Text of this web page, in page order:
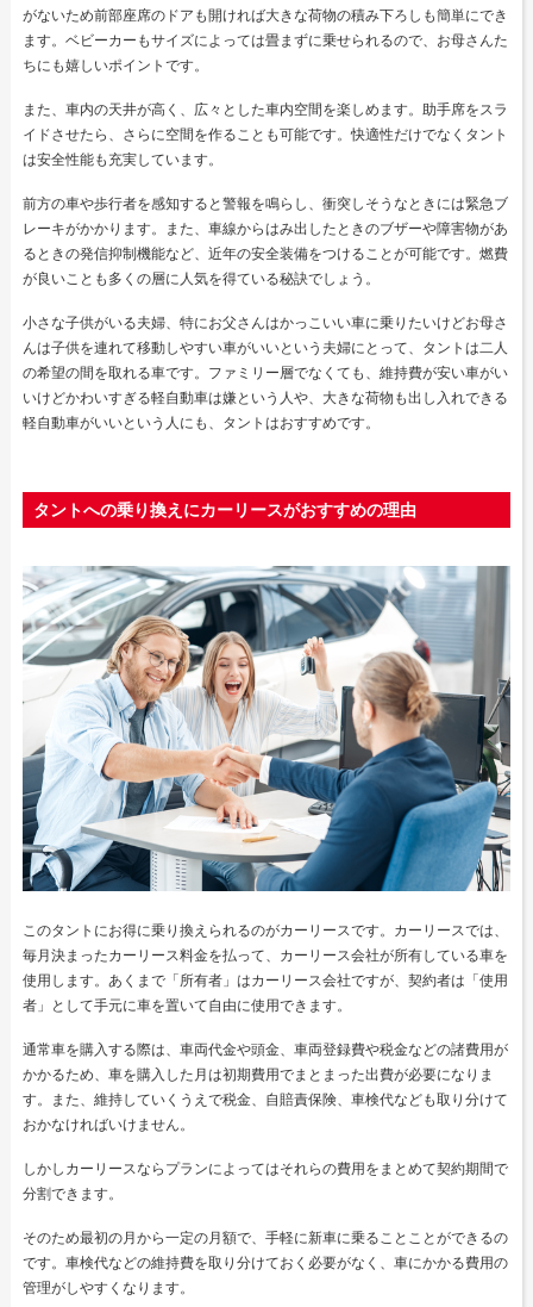
がないため前部座席のドアも開ければ大きな荷物の積み下ろしも簡単にでき
ます。ベビーカーもサイズによっては畳まずに乗せられるので、お母さんた
ちにも嬉しいポイントです。
また、車内の天井が高く、広々とした車内空間を楽しめます。助手席をスラ
イドさせたら、さらに空間を作ることも可能です。快適性だけでなくタント
は安全性能も充実しています。
前方の車や歩行者を感知すると警報を鳴らし、衝突しそうなときには緊急ブ
レーキがかかります。また、車線からはみ出したときのブザーや障害物があ
るときの発信抑制機能など、近年の安全装備をつけることが可能です。燃費
が良いことも多くの層に人気を得ている秘訣でしょう。
小さな子供がいる夫婦、特にお父さんはかっこいい車に乗りたいけどお母さ
んは子供を連れて移動しやすい車がいいという夫婦にとって、タントは二人
の希望の間を取れる車です。ファミリー層でなくても、維持費が安い車がい
いけどかわいすぎる軽自動車は嫌という人や、大きな荷物も出し入れできる
軽自動車がいいという人にも、タントはおすすめです。
タントへの乗り換えにカーリースがおすすめの理由
このタントにお得に乗り換えられるのがカーリースです。カーリースでは、
毎月決まったカーリース料金を払って、カーリース会社が所有している車を
使用します。あくまで「所有者」はカーリース会社ですが、契約者は「使用
者」として手元に車を置いて自由に使用できます。
通常車を購入する際は、車両代金や頭金、車両登録費や税金などの諸費用が
かかるため、車を購入した月は初期費用でまとまった出費が必要になりま
す。また、維持していくうえで税金、自賠責保険、車検代なども取り分けて
おかなければいけません。
しかしカーリースならプランによってはそれらの費用をまとめて契約期間で
分割できます。
そのため最初の月から一定の月額で、手軽に新車に乗ることことができるの
です。車検代などの維持費を取り分けておく必要がなく、車にかかる費用の
管理がしやすくなります。